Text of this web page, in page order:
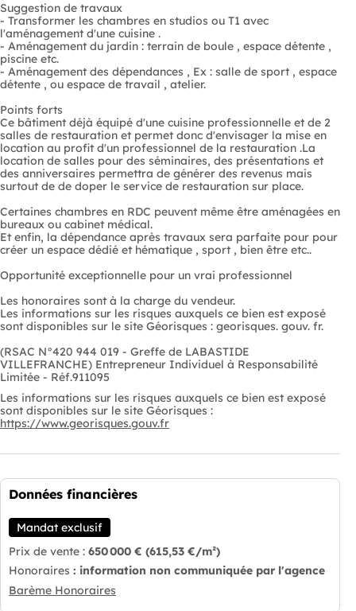
Suggestion de travaux
- Transformer les chambres en studios ou T1 avec
l'aménagement d'une cuisine .
- Aménagement du jardin : terrain de boule , espace détente ,
piscine etc.
- Aménagement des dépendances , Ex : salle de sport , espace
détente , ou espace de travail , atelier.
Points forts
Ce bâtiment déjà équipé d'une cuisine professionnelle et de 2
salles de restauration et permet donc d'envisager la mise en
location au profit d'un professionnel de la restauration .La
location de salles pour des séminaires, des présentations et
des anniversaires permettra de générer des revenus mais
surtout de de doper le service de restauration sur place.
Certaines chambres en RDC peuvent même être aménagées en
bureaux ou cabinet médical.
Et enfin, la dépendance après travaux sera parfaite pour pour
créer un espace dédié et hématique , sport , bien être etc..
Opportunité exceptionnelle pour un vrai professionnel
Les honoraires sont à la charge du vendeur.
Les informations sur les risques auxquels ce bien est exposé
sont disponibles sur le site Géorisques : georisques. gouv. fr.
(RSAC N°420 944 019 - Greffe de LABASTIDE
VILLEFRANCHE) Entrepreneur Individuel à Responsabilité
Limitée - Réf.911095
Les informations sur les risques auxquels ce bien est exposé
sont disponibles sur le site Géorisques :
https://www.georisques.gouv.fr
Données financières
Mandat exclusif
Prix de vente : 650 000 € (615,53 €/m²)
Honoraires : information non communiquée par l'agence
Barème Honoraires